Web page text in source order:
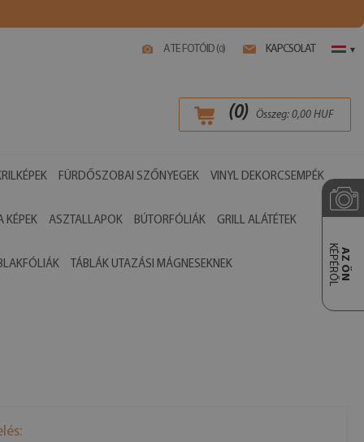
A TE FOTÓID (0) KAPCSOLAT ▾
(0) Összeg: 0,00 HUF
FÜRDŐSZOBAI SZŐNYEGEK VINYL DEKORCSEMPÉK
KÉPEK ASZTALLAPOK BÚTORFÓLIÁK GRILL ALÁTÉTEK
TÁBLÁK UTAZÁSI MÁGNESEKNEK AZ ÖN
KÉPÉRŐL